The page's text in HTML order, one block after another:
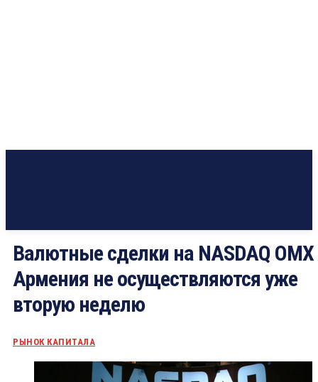
Валютные сделки на NASDAQ OMX
Армения не осуществляются уже
вторую неделю
РЫНОК КАПИТАЛА